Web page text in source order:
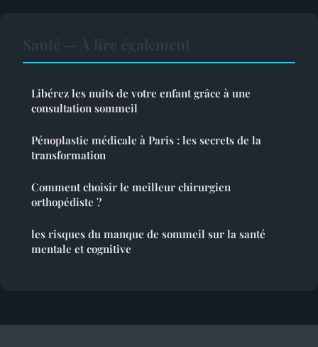
Libérez les nuits de votre enfant grâce à une
consultation sommeil
Pénoplastie médicale à Paris : les secrets de la
transformation
Comment choisir le meilleur chirurgien
orthopédiste ?
les risques du manque de sommeil sur la santé
mentale et cognitive